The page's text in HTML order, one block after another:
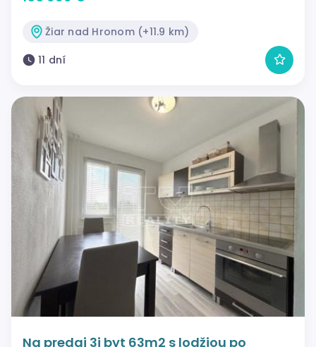
Žiar nad Hronom (+11.9 km)
11 dní
Na predaj 3i byt 63m2 s lodžiou po